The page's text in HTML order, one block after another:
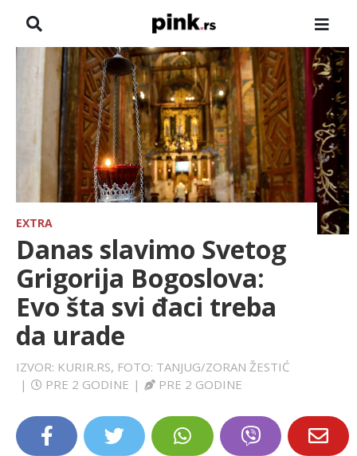
NASLOVNA
ZADRUGA
SHOWBIZ
HRONIKA
FARMERI
TV
SPORT
LIFESTYLE
EXTRA
EXTRA
Danas slavimo Svetog
Grigorija Bogoslova:
Evo šta svi đaci treba
da urade
IZVOR: KURIR.RS, FOTO: TANJUG/ZORAN ŽESTIĆ
|
PRE 2 GODINE | PRE 2 GODINE